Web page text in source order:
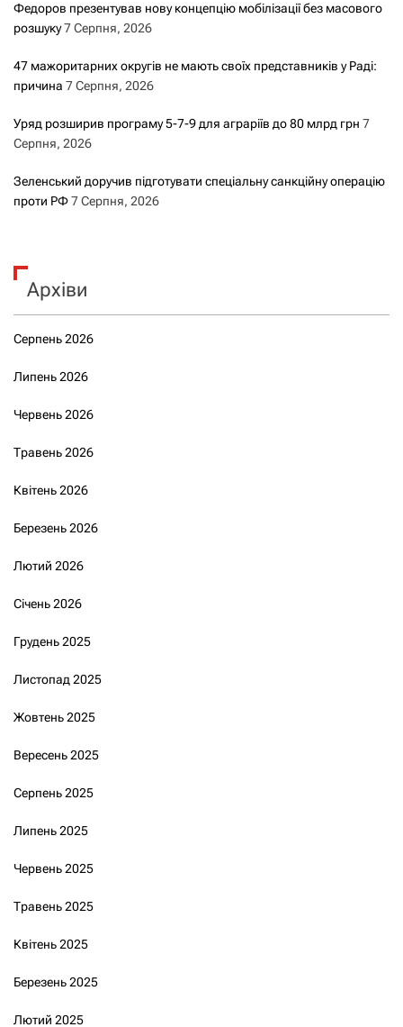
Федоров презентував нову концепцію мобілізації без масового
розшуку7 Серпня, 2026
47 мажоритарних округів не мають своїх представників у Раді:
причина 7 Серпня, 2026
Уряд розширив програму 5-7-9 для аграріїв до 80 млрд грн 7
Серпня, 2026
Зеленський доручив підготувати спеціальну санкційну операцію
проти РФ7 Серпня, 2026
Архіви
Серпень 2026
Липень 2026
Червень 2026
Травень 2026
Квітень 2026
Березень 2026
Лютий 2026
Січень 2026
Грудень 2025
Листопад 2025
Жовтень 2025
Вересень 2025
Серпень 2025
Липень 2025
Червень 2025
Травень 2025
Квітень 2025
Березень 2025
Лютий 2025